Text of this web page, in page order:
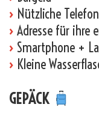
› Nützliche
› Adresse für ihre
› Smartphone +
› Kleine
GEPÄCK